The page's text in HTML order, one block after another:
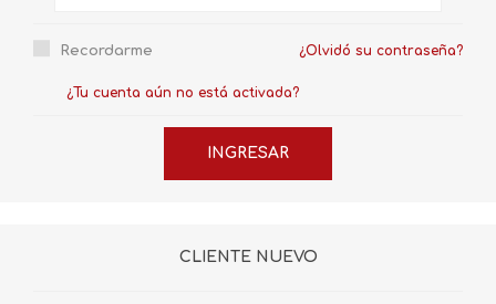
Recordarme ¿Olvidó su contraseña?
¿Tu cuenta aún no está activada?
CLIENTE NUEVO